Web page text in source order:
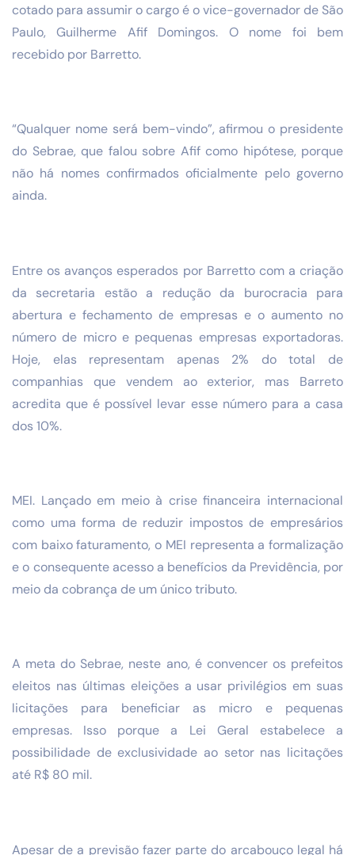
cotado para assumir o cargo é o vice-governador de São
Paulo, Guilherme Afif Domingos. O nome foi bem
recebido por Barretto.
“Qualquer nome será bem-vindo”, afirmou o presidente
do Sebrae, que falou sobre Afif como hipótese, porque
não há nomes confirmados oficialmente pelo governo
ainda.
Entre os avanços esperados por Barretto com a criação
da secretaria estão a redução da burocracia para
abertura e fechamento de empresas e o aumento no
número de micro e pequenas empresas exportadoras.
Hoje, elas representam apenas 2% do total de
companhias que vendem ao exterior, mas Barreto
acredita que é possível levar esse número para a casa
dos 10%.
MEI. Lançado em meio à crise financeira internacional
como uma forma de reduzir impostos de empresários
com baixo faturamento, o MEI representa a formalização
e o consequente acesso a benefícios da Previdência, por
meio da cobrança de um único tributo.
A meta do Sebrae, neste ano, é convencer os prefeitos
eleitos nas últimas eleições a usar privilégios em suas
licitações para beneficiar as micro e pequenas
empresas. Isso porque a Lei Geral estabelece a
possibilidade de exclusividade ao setor nas licitações
até R$ 80 mil.
Apesar de a previsão fazer parte do arcabouço legal há